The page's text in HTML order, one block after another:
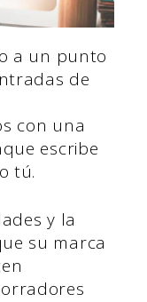
a un punto
de
con una
escribe
tú.
y la
su marca